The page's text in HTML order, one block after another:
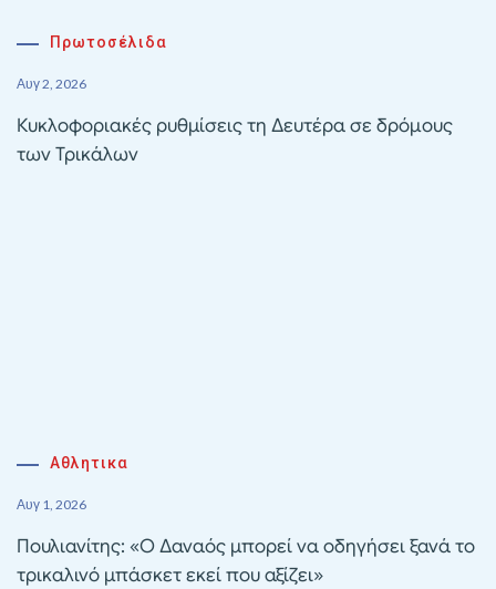
Πρωτοσέλιδα
Αυγ 2, 2026
Κυκλοφοριακές ρυθμίσεις τη Δευτέρα σε δρόμους
των Τρικάλων
Αθλητικα
Αυγ 1, 2026
Πουλιανίτης: «Ο Δαναός μπορεί να οδηγήσει ξανά το
τρικαλινό μπάσκετ εκεί που αξίζει»